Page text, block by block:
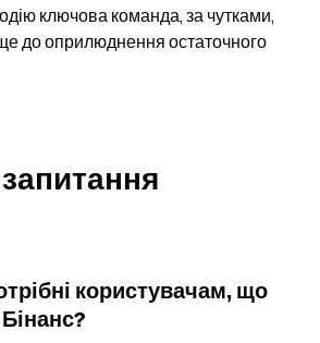
ключова команда, за чутками,
до оприлюднення остаточного
користувачам, що